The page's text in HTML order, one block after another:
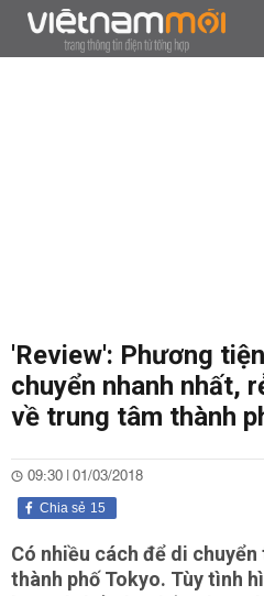
'Review': Phương
chuyển nhanh nhất,
về trung tâm thành
09:30 | 01/03/2018
15
Chia sẻ
Có nhiều cách để di
thành phố Tokyo. Tùy tình